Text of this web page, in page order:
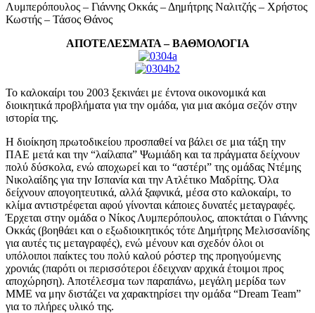
Λυμπερόπουλος – Γιάννης Οκκάς – Δημήτρης Ναλιτζής – Χρήστος
Κωστής – Τάσος Θάνος
ΑΠΟΤΕΛΕΣΜΑΤΑ – ΒΑΘΜΟΛΟΓΙΑ
Το καλοκαίρι του 2003 ξεκινάει με έντονα οικονομικά και
διοικητικά προβλήματα για την ομάδα, για μια ακόμα σεζόν στην
ιστορία της.
Η διοίκηση πρωτοδικείου προσπαθεί να βάλει σε μια τάξη την
ΠΑΕ μετά και την “λαίλαπα” Ψωμιάδη και τα πράγματα δείχνουν
πολύ δύσκολα, ενώ αποχωρεί και το “αστέρι” της ομάδας Ντέμης
Νικολαίδης για την Ισπανία και την Ατλέτικο Μαδρίτης. Όλα
δείχνουν απογοητευτικά, αλλά ξαφνικά, μέσα στο καλοκαίρι, το
κλίμα αντιστρέφεται αφού γίνονται κάποιες δυνατές μεταγραφές.
Έρχεται στην ομάδα ο Νίκος Λυμπερόπουλος, αποκτάται ο Γιάννης
Οκκάς (βοηθάει και ο εξωδιοικητικός τότε Δημήτρης Μελισσανίδης
για αυτές τις μεταγραφές), ενώ μένουν και σχεδόν όλοι οι
υπόλοιποι παίκτες του πολύ καλού ρόστερ της προηγούμενης
χρονιάς (παρότι οι περισσότεροι έδειχναν αρχικά έτοιμοι προς
αποχώρηση). Αποτέλεσμα των παραπάνω, μεγάλη μερίδα των
ΜΜΕ να μην διστάζει να χαρακτηρίσει την ομάδα “Dream Team”
για το πλήρες υλικό της.